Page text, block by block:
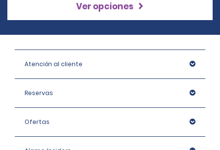
Ver opciones
Atención al cliente
Reservas
Ofertas